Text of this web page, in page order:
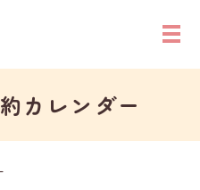
カレンダー